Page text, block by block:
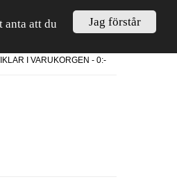
Jag förstår
anta att du
I VARUKORGEN - 0:-